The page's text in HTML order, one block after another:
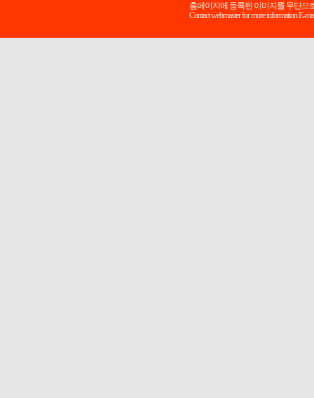
홈페이지에 등록된 이미지를 무단으
Contact webmaster for more information E-